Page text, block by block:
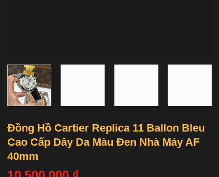
Đồng Hồ Cartier Replica 11 Ballon Bleu
Cao Cấp Dây Da Màu Đen Nhà Máy AF
40mm